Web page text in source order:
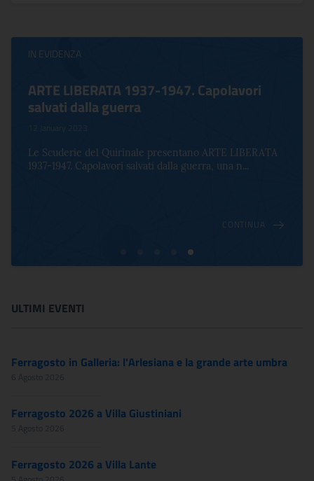
IN EVIDENZA
ARTE LIBERATA 1937-1947. Capolavori
salvati dalla guerra
12 January 2023
Le Scuderie del Quirinale presentano ARTE LIBERATA
1937-1947. Capolavori salvati dalla guerra, una n...
CONTINUA
ULTIMI EVENTI
Ferragosto in Galleria: l'Arlesiana e la grande arte umbra
6 Agosto 2026
Ferragosto 2026 a Villa Giustiniani
5 Agosto 2026
Ferragosto 2026 a Villa Lante